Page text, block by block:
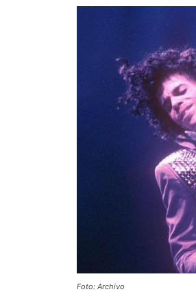
Foto: Archivo